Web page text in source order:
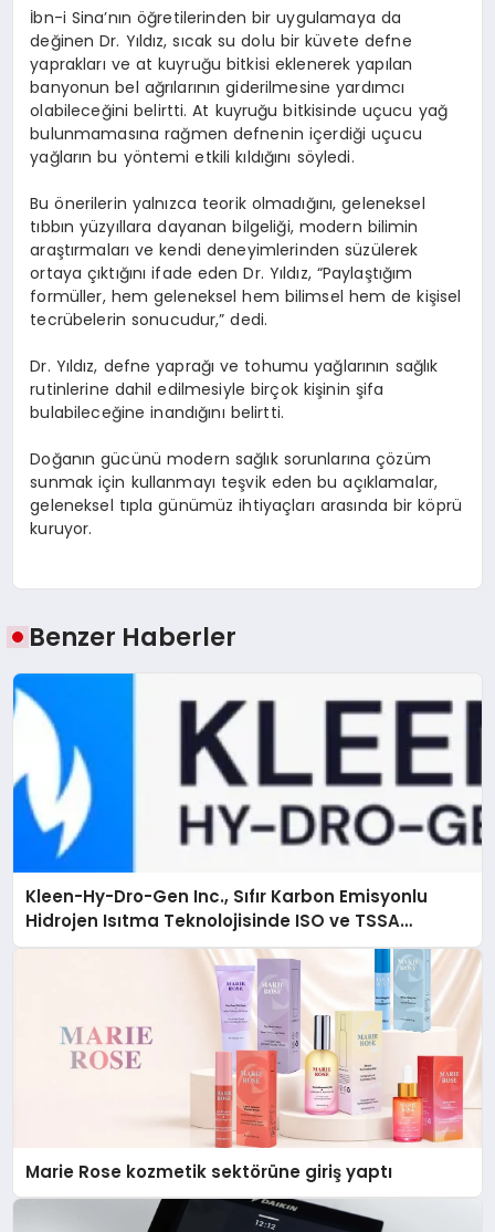
İbn-i Sina’nın öğretilerinden bir uygulamaya da
değinen Dr. Yıldız, sıcak su dolu bir küvete defne
yaprakları ve at kuyruğu bitkisi eklenerek yapılan
banyonun bel ağrılarının giderilmesine yardımcı
olabileceğini belirtti. At kuyruğu bitkisinde uçucu yağ
bulunmamasına rağmen defnenin içerdiği uçucu
yağların bu yöntemi etkili kıldığını söyledi.
Bu önerilerin yalnızca teorik olmadığını, geleneksel
tıbbın yüzyıllara dayanan bilgeliği, modern bilimin
araştırmaları ve kendi deneyimlerinden süzülerek
ortaya çıktığını ifade eden Dr. Yıldız, “Paylaştığım
formüller, hem geleneksel hem bilimsel hem de kişisel
tecrübelerin sonucudur,” dedi.
Dr. Yıldız, defne yaprağı ve tohumu yağlarının sağlık
rutinlerine dahil edilmesiyle birçok kişinin şifa
bulabileceğine inandığını belirtti.
Doğanın gücünü modern sağlık sorunlarına çözüm
sunmak için kullanmayı teşvik eden bu açıklamalar,
geleneksel tıpla günümüz ihtiyaçları arasında bir köprü
kuruyor.
Benzer Haberler
Kleen-Hy-Dro-Gen Inc., Sıfır Karbon Emisyonlu
Hidrojen Isıtma Teknolojisinde ISO ve TSSA
Düzenleyici Onaylarını Aldı
Marie Rose kozmetik sektörüne giriş yaptı